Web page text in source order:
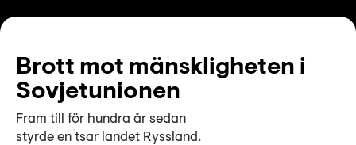
Brott mot mänskligheten i
Sovjetunionen
Fram till för hundra år sedan
styrde en tsar landet Ryssland.